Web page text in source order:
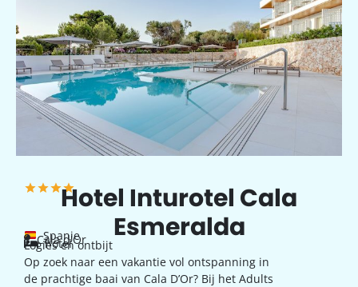
Hotel Inturotel Cala
Esmeralda
Spanje
Cala d'Or
hotel
Logies en ontbijt
Op zoek naar een vakantie vol ontspanning in
de prachtige baai van Cala D’Or? Bij het Adults